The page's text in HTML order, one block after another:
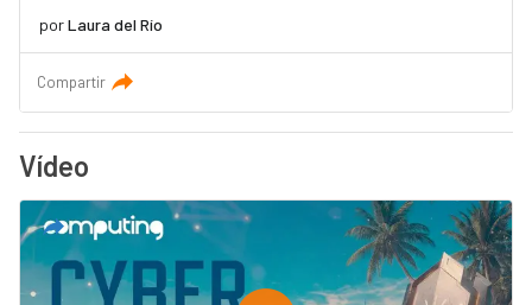
porLaura del Río
Compartir
Vídeo